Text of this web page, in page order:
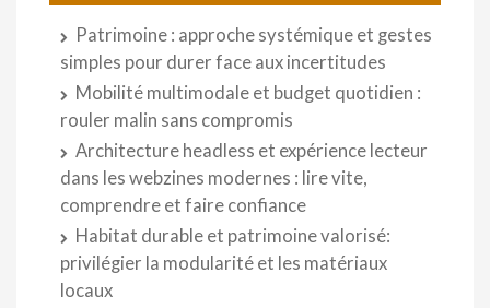
Patrimoine : approche systémique et gestes
simples pour durer face aux incertitudes
Mobilité multimodale et budget quotidien :
rouler malin sans compromis
Architecture headless et expérience lecteur
dans les webzines modernes : lire vite,
comprendre et faire confiance
Habitat durable et patrimoine valorisé:
privilégier la modularité et les matériaux
locaux